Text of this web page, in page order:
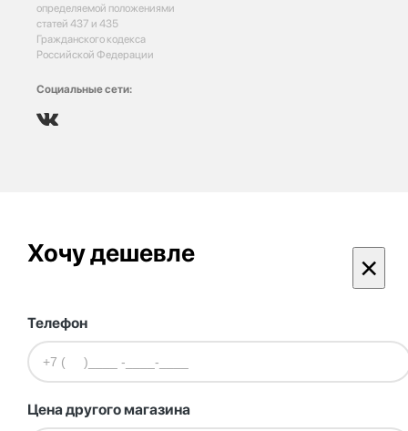
определяемой положениями
статей 437 и 435
Гражданского кодекса
Российской Федерации
Социальные сети:
Хочу дешевле ×
Телефон
Цена другого магазина